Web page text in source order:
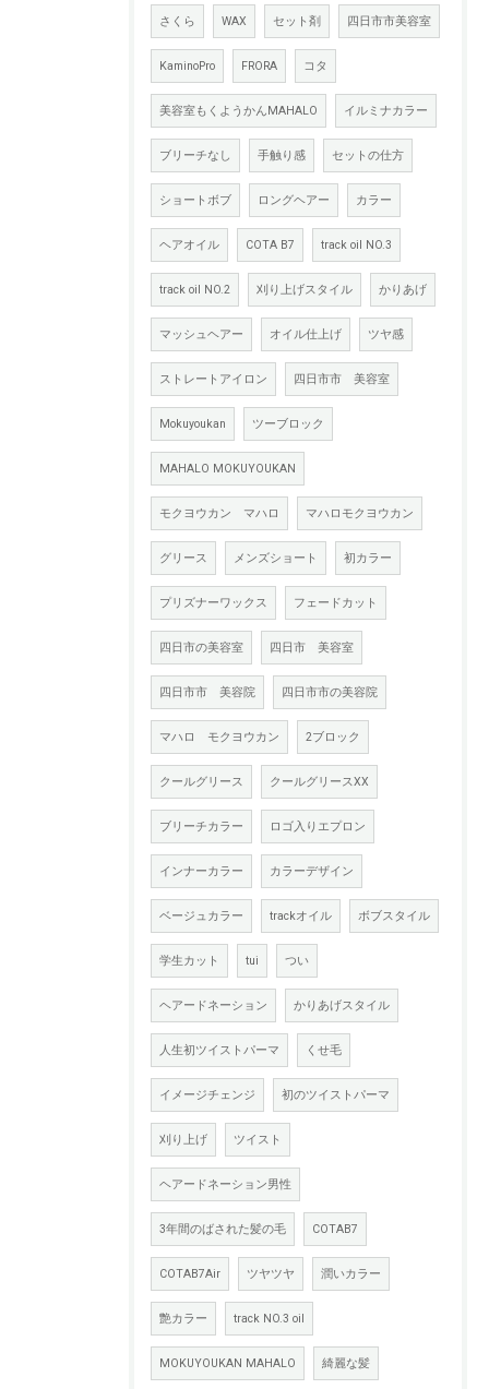
さくら WAX セット剤 四日市市美容室
KaminoPro FRORA コタ
美容室もくようかんMAHALO イルミナカラー
ブリーチなし 手触り感 セットの仕方
ショートボブ ロングヘアー カラー
ヘアオイル COTA B7 track oil NO.3
track oil NO.2 刈り上げスタイル かりあげ
マッシュヘアー オイル仕上げ ツヤ感
ストレートアイロン 四日市市 美容室
Mokuyoukan ツーブロック
MAHALO MOKUYOUKAN
モクヨウカン マハロ マハロモクヨウカン
グリース メンズショート 初カラー
プリズナーワックス フェードカット
四日市の美容室 四日市 美容室
四日市市 美容院 四日市市の美容院
マハロ モクヨウカン 2ブロック
クールグリース クールグリースXX
ブリーチカラー ロゴ入りエプロン
インナーカラー カラーデザイン
ベージュカラー trackオイル ボブスタイル
学生カット tui つい
ヘアードネーション かりあげスタイル
人生初ツイストパーマ くせ毛
イメージチェンジ 初のツイストパーマ
刈り上げ ツイスト
ヘアードネーション男性
3年間のばされた髪の毛 COTAB7
COTAB7Air ツヤツヤ 潤いカラー
艶カラー track NO.3 oil
MOKUYOUKAN MAHALO 綺麗な髪